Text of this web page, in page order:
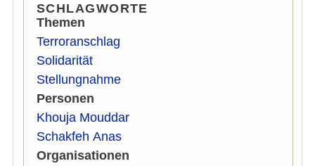
SCHLAGWORTE
Themen
Terroranschlag
Solidarität
Stellungnahme
Personen
Khouja Mouddar
Schakfeh Anas
Organisationen